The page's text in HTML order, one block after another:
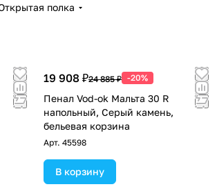
полка
19 908 ₽24 885 ₽ -20%
Пенал Vod-ok Мальта 30 R
напольный, Серый камень,
бельевая корзина
Арт. 45598
В корзину